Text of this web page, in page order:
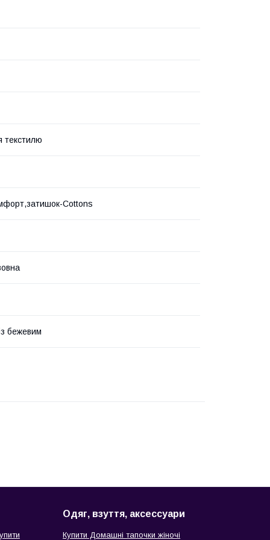
текстилю
Cottons
бежевим
Одяг, взуття, аксессуари
Купити Домашні тапочки жіночі